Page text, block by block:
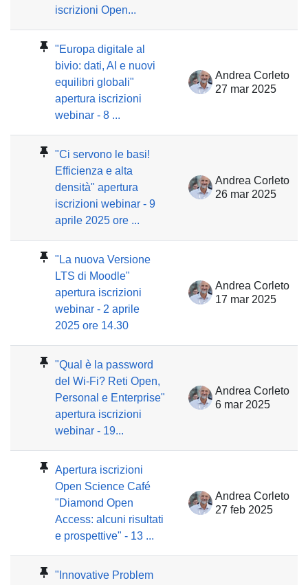
iscrizioni Open...
"Europa digitale al
bivio: dati, AI e nuovi
equilibri globali"
apertura iscrizioni
webinar - 8 ...
Andrea Corleto
27 mar 2025
"Ci servono le basi!
Efficienza e alta
densità" apertura
iscrizioni webinar - 9
aprile 2025 ore ...
Andrea Corleto
26 mar 2025
"La nuova Versione
LTS di Moodle"
apertura iscrizioni
webinar - 2 aprile
2025 ore 14.30
Andrea Corleto
17 mar 2025
"Qual è la password
del Wi-Fi? Reti Open,
Personal e Enterprise"
apertura iscrizioni
webinar - 19...
Andrea Corleto
6 mar 2025
Apertura iscrizioni
Open Science Café
"Diamond Open
Access: alcuni risultati
e prospettive" - 13 ...
Andrea Corleto
27 feb 2025
"Innovative Problem